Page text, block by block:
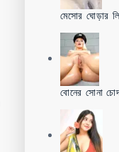
মেসোর ঘোড়ার
বোনের সোনা